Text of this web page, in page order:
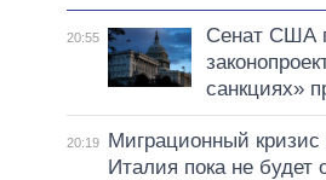
20:55
Сенат США
санкциях»
20:19
Миграционный кризис
Италия пока не будет